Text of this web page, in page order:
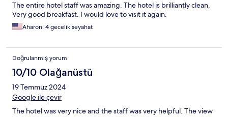
The entire hotel staff was amazing. The hotel is brilliantly clean.
Very good breakfast. I would love to visit it again.
Aharon, 4 gecelik seyahat
Doğrulanmış yorum
10/10 Olağanüstü
19 Temmuz 2024
Google ile çevir
The hotel was very nice and the staff was very helpful. The view